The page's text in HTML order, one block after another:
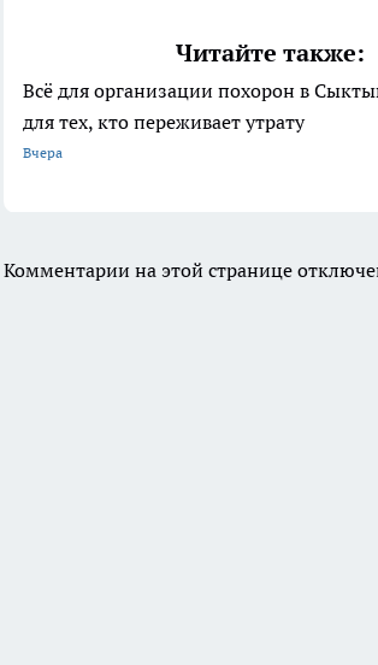
Читайте также:
Всё для организации похорон в
для тех, кто переживает утрату
Вчера
Комментарии на этой странице